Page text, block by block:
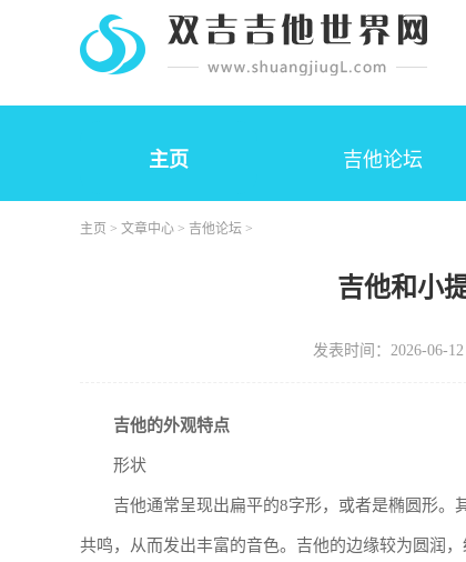
主页 吉他论坛
主页 > 文章中心 > 吉他论坛 >
吉他和小
发表时间：2026-06-12
吉他的外观特点
形状
吉他通常呈现出扁平的8字形，或者是椭圆形
共鸣，从而发出丰富的音色。吉他的边缘较为圆润，